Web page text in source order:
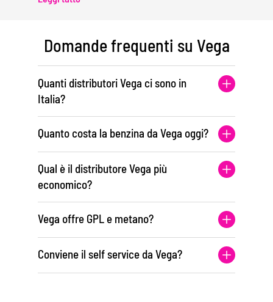
Domande frequenti su Vega
Quanti distributori Vega ci sono in
Italia?
Quanto costa la benzina da Vega oggi?
Qual è il distributore Vega più
economico?
Vega offre GPL e metano?
Conviene il self service da Vega?